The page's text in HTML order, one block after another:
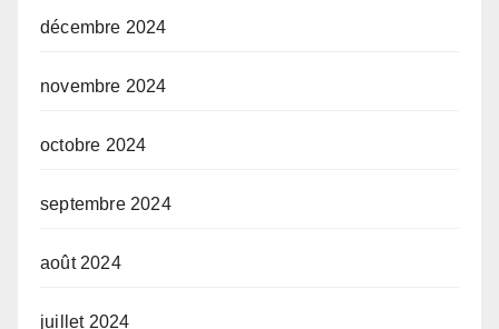
décembre 2024
novembre 2024
octobre 2024
septembre 2024
août 2024
juillet 2024